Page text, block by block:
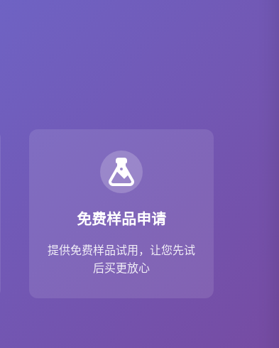
免费样品申请
提供免费样品试用，让您先试
后买更放心